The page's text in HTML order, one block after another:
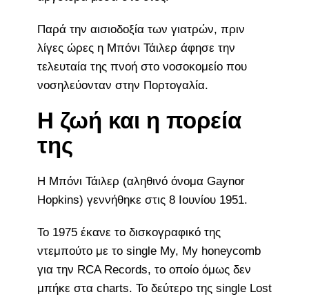
Παρά την αισιοδοξία των γιατρών, πριν
λίγες ώρες η Μπόνι Τάιλερ άφησε την
τελευταία της πνοή στο νοσοκομείο που
νοσηλεύονταν στην Πορτογαλία.
Η ζωή και η πορεία
της
Η Μπόνι Τάιλερ (αληθινό όνομα Gaynor
Hopkins) γεννήθηκε στις 8 Ιουνίου 1951.
Το 1975 έκανε το δισκογραφικό της
ντεμπούτο με το single My, My honeycomb
για την RCA Records, το οποίο όμως δεν
μπήκε στα charts. Το δεύτερο της single Lost